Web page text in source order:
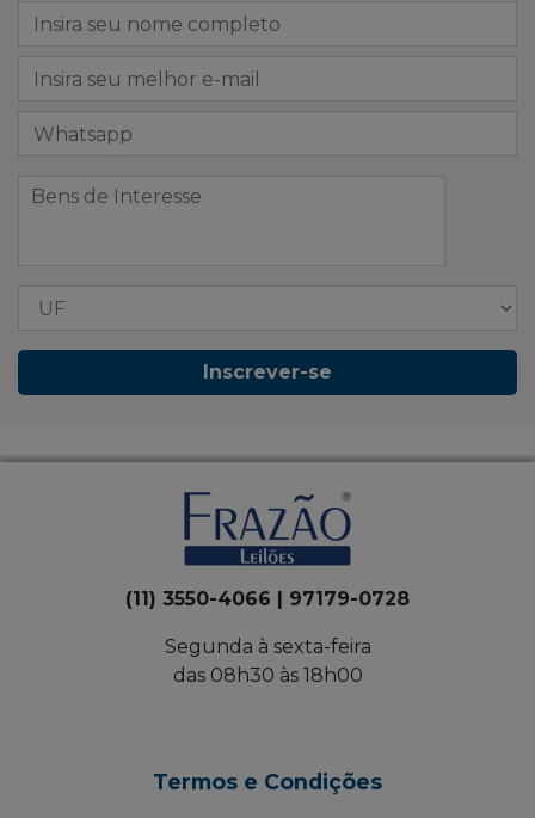
Inscrever-se
(11) 3550-4066 | 97179-0728
Segunda à sexta-feira
das 08h30 às 18h00
Termos e Condições